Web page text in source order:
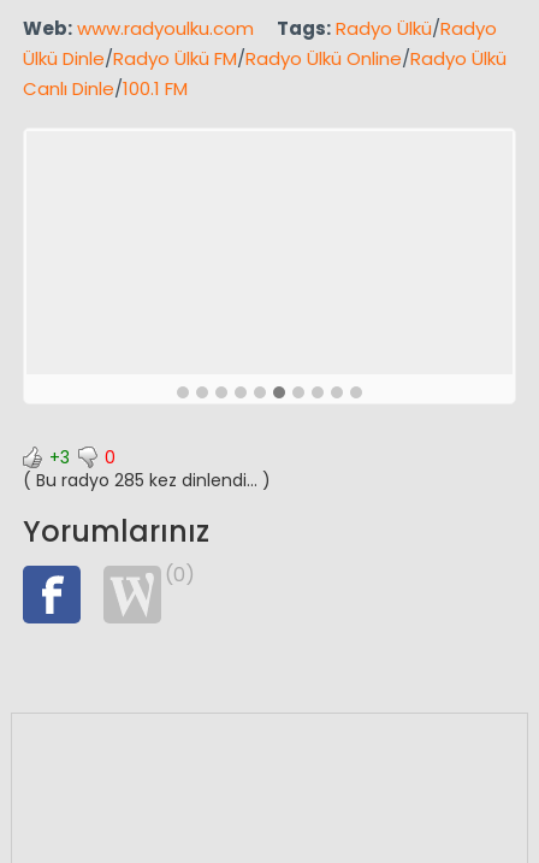
Web:www.radyoulku.com Tags:Radyo Ülkü/Radyo
Ülkü Dinle/Radyo Ülkü FM/Radyo Ülkü Online/Radyo Ülkü
Canlı Dinle/100.1 FM
+3
0
( Bu radyo 285 kez dinlendi... )
Yorumlarınız
(0)